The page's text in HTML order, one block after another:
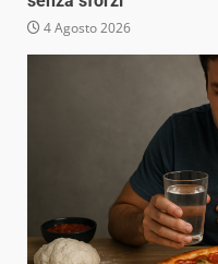
4 Agosto 2026